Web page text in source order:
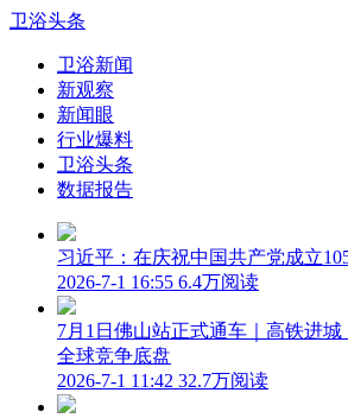
卫浴头条
卫浴新闻
新观察
新闻眼
行业爆料
卫浴头条
数据报告
习近平：在庆祝中国共产党成立
2026-7-1 16:55 6.4万阅读
7月1日佛山站正式通车｜高铁进
全球竞争底盘
2026-7-1 11:42 32.7万阅读